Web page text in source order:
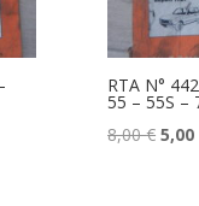
RTA N°
55 – 55S –
8,00€ Le
5,00